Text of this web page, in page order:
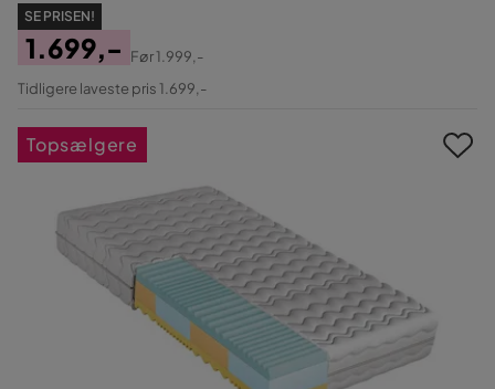
SE PRISEN!
Pris
1.699,-
Original
Før1.999,-
Tidligere laveste pris 1.699,-
Topsælgere